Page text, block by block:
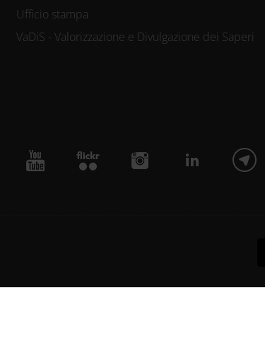
Ufficio stampa
VaDiS - Valorizzazione e Divulgazione dei Saperi